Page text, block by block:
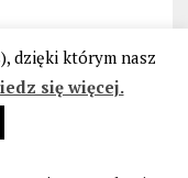
dzięki którym nasz
się więcej.